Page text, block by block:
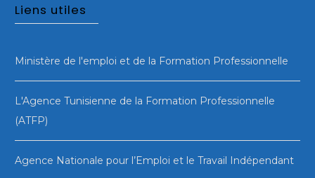
Liens utiles
Ministère de l'emploi et de la Formation Professionnelle
L'Agence Tunisienne de la Formation Professionnelle
(ATFP)
Agence Nationale pour l’Emploi et le Travail Indépendant